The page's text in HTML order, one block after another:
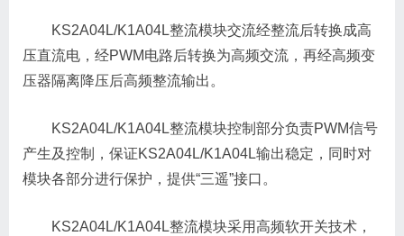
KS2A04L/K1A04L整流模块交流经整流后转换成高
压直流电，经PWM电路后转换为高频交流，再经高频变
压器隔离降压后高频整流输出。
KS2A04L/K1A04L整流模块控制部分负责PWM信号
产生及控制，保证KS2A04L/K1A04L输出稳定，同时对
模块各部分进行保护，提供“三遥”接口。
KS2A04L/K1A04L整流模块采用高频软开关技术，